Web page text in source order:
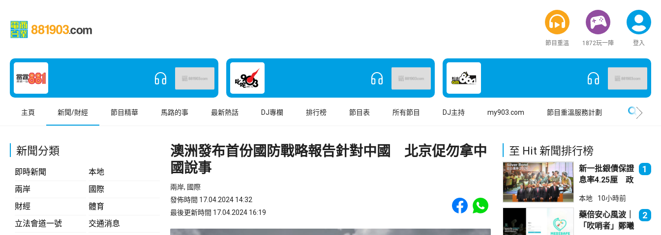
節目重溫 1872玩一陣 登入
主頁 新聞/財經 節目精華 馬路的事 最新熱話 DJ專欄 排行榜 節目表 所有節目 DJ主持 my903.com 節目重溫服務計劃
新聞分類
即時新聞
本地
兩岸
國際
財經
體育
立法會道一號
交通消息
澳洲發布首份國防戰略報告針對中國 北京促勿拿中
國說事
兩岸, 國際
發佈時間 17.04.2024 14:32
最後更新時間 17.04.2024 16:19
Share to Facebook
Share to WhatsApp
至 Hit 新聞排行榜
新一批銀債保證
息率4.25厘 政
吸引力
1
本地 10小時前
藥倍安心風波｜
「吹哨者」鄭曦
2